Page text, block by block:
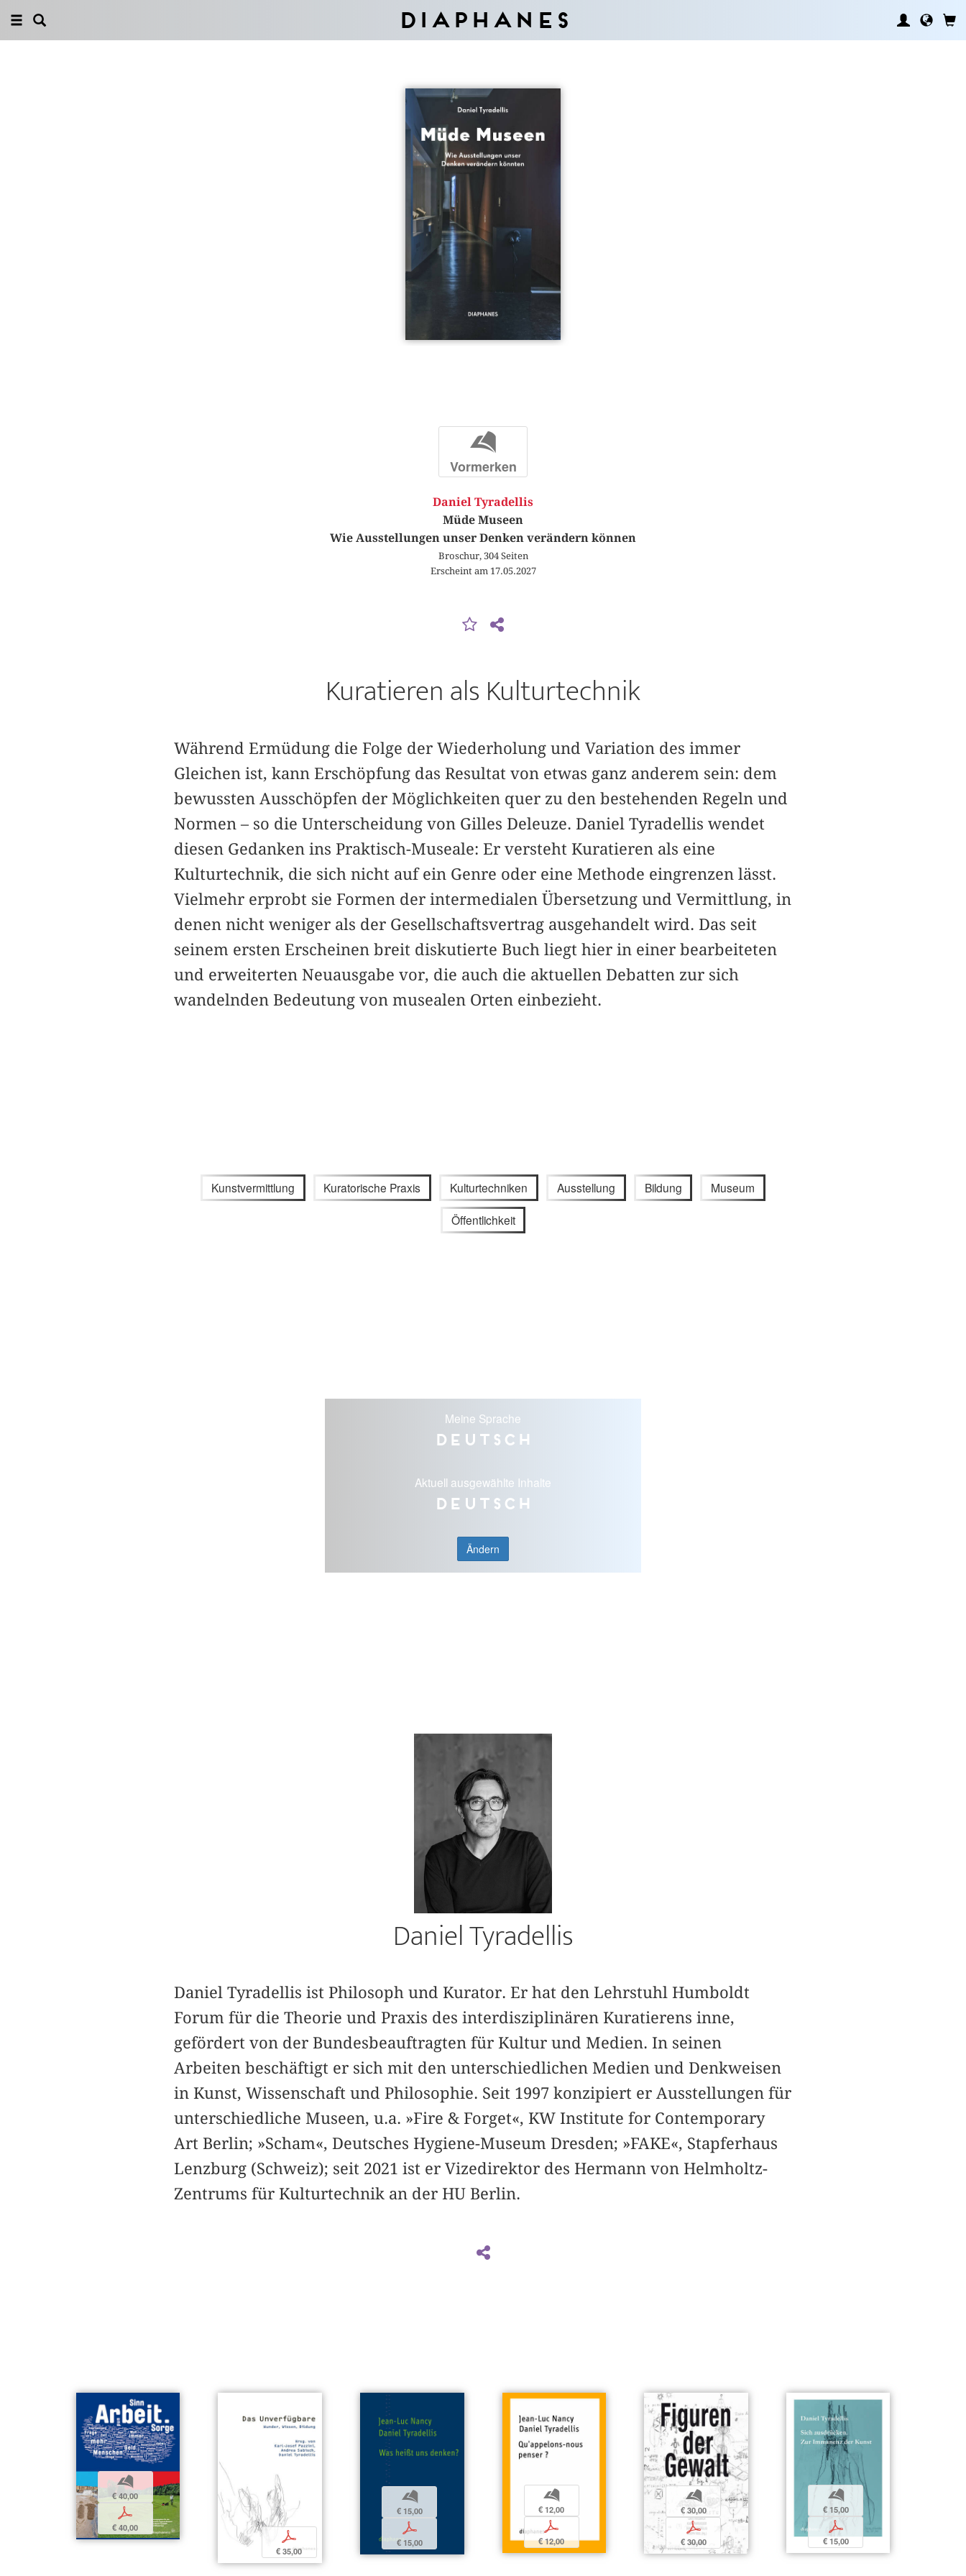
Diaphanes
b
Vormerken
Daniel Tyradellis
Müde Museen
Wie Ausstellungen unser Denken verändern können
Broschur, 304 Seiten
Erscheint am 17.05.2027
Kuratieren als Kulturtechnik
Während Ermüdung die Folge der Wiederholung und Variation des immer
Gleichen ist, kann Erschöpfung das Resultat von etwas ganz anderem sein: dem
bewussten Ausschöpfen der Möglichkeiten quer zu den bestehenden Regeln und
Normen – so die Unterscheidung von Gilles Deleuze. Daniel Tyradellis wendet
diesen Gedanken ins ­Praktisch-Museale: Er versteht Kuratieren als eine
Kulturtechnik, die sich nicht auf ein Genre oder eine Methode eingrenzen lässt.
Vielmehr erprobt sie Formen der intermedialen Übersetzung und Vermittlung, in
denen nicht weniger als der Gesellschaftsvertrag ausgehandelt wird. Das seit
seinem ersten Erscheinen breit diskutierte Buch liegt hier in einer bearbeiteten
und erweiterten Neuausgabe vor, die auch die aktuellen Debatten zur sich
wandelnden Bedeutung von musealen Orten einbezieht.
Kunstvermittlung Kuratorische Praxis Kulturtechniken Ausstellung Bildung Museum
Öffentlichkeit
Meine Sprache
Deutsch
Aktuell ausgewählte Inhalte
Deutsch
Ändern
Daniel Tyradellis
Daniel Tyradellis ist Philosoph und Kurator. Er hat den Lehrstuhl Humboldt
Forum für die Theorie und Praxis des interdisziplinären Kuratierens inne,
gefördert von der Bundesbeauftragten für Kultur und Medien. In seinen
Arbeiten beschäftigt er sich mit den unterschiedlichen Medien und Denkweisen
in Kunst, Wissenschaft und Philosophie. Seit 1997 konzipiert er Ausstellungen für
unterschiedliche Museen, u.a. »Fire & Forget«, KW Institute for Contemporary
Art Berlin; »Scham«, Deutsches Hygiene-Museum Dresden; »FAKE«, Stapferhaus
Lenzburg (Schweiz); seit 2021 ist er Vizedirektor des Hermann von Helmholtz-
Zentrums für Kulturtechnik an der HU Berlin.
b
€ 40,00
p
€ 40,00
p
€ 35,00
b
€ 15,00
p
€ 15,00
b
€ 12,00
p
€ 12,00
b
€ 30,00
p
€ 30,00
b
€ 15,00
p
€ 15,00